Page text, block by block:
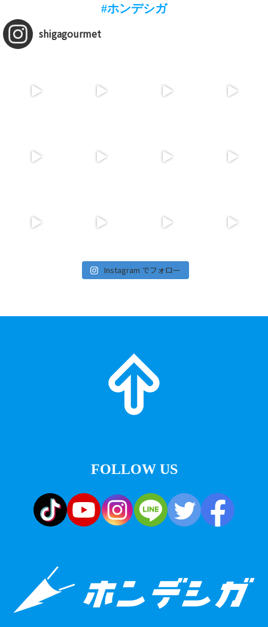
#ホンデシガ
shigagourmet
Instagram でフォロー
FOLLOW US